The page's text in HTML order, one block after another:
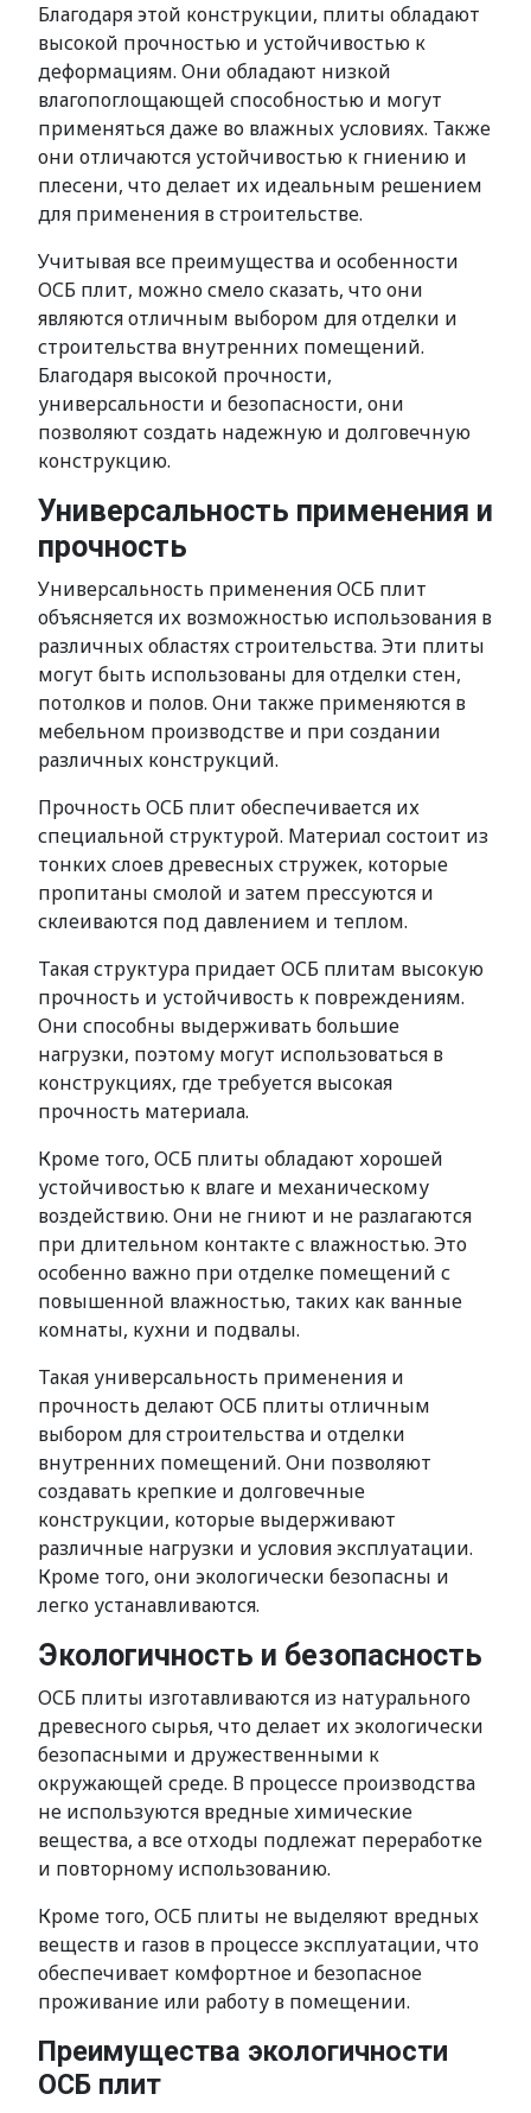
Благодаря этой конструкции, плиты обладают
высокой прочностью и устойчивостью к
деформациям. Они обладают низкой
влагопоглощающей способностью и могут
применяться даже во влажных условиях. Также
они отличаются устойчивостью к гниению и
плесени, что делает их идеальным решением
для применения в строительстве.
Учитывая все преимущества и особенности
ОСБ плит, можно смело сказать, что они
являются отличным выбором для отделки и
строительства внутренних помещений.
Благодаря высокой прочности,
универсальности и безопасности, они
позволяют создать надежную и долговечную
конструкцию.
Универсальность применения и
прочность
Универсальность применения ОСБ плит
объясняется их возможностью использования в
различных областях строительства. Эти плиты
могут быть использованы для отделки стен,
потолков и полов. Они также применяются в
мебельном производстве и при создании
различных конструкций.
Прочность ОСБ плит обеспечивается их
специальной структурой. Материал состоит из
тонких слоев древесных стружек, которые
пропитаны смолой и затем прессуются и
склеиваются под давлением и теплом.
Такая структура придает ОСБ плитам высокую
прочность и устойчивость к повреждениям.
Они способны выдерживать большие
нагрузки, поэтому могут использоваться в
конструкциях, где требуется высокая
прочность материала.
Кроме того, ОСБ плиты обладают хорошей
устойчивостью к влаге и механическому
воздействию. Они не гниют и не разлагаются
при длительном контакте с влажностью. Это
особенно важно при отделке помещений с
повышенной влажностью, таких как ванные
комнаты, кухни и подвалы.
Такая универсальность применения и
прочность делают ОСБ плиты отличным
выбором для строительства и отделки
внутренних помещений. Они позволяют
создавать крепкие и долговечные
конструкции, которые выдерживают
различные нагрузки и условия эксплуатации.
Кроме того, они экологически безопасны и
легко устанавливаются.
Экологичность и безопасность
ОСБ плиты изготавливаются из натурального
древесного сырья, что делает их экологически
безопасными и дружественными к
окружающей среде. В процессе производства
не используются вредные химические
вещества, а все отходы подлежат переработке
и повторному использованию.
Кроме того, ОСБ плиты не выделяют вредных
веществ и газов в процессе эксплуатации, что
обеспечивает комфортное и безопасное
проживание или работу в помещении.
Преимущества экологичности
ОСБ плит